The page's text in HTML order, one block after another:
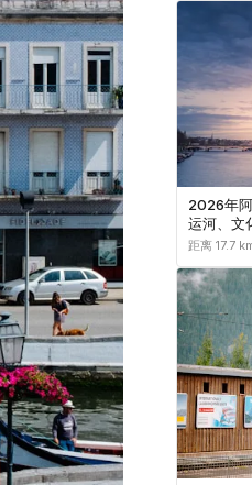
2026年
运河、文
距离 17.7